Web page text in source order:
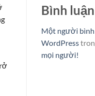
Bình
Một người
WordPress
mọi người!